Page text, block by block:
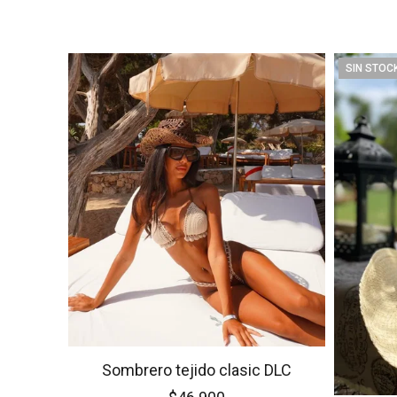
Sombrero tejido clasic DLC
SIN